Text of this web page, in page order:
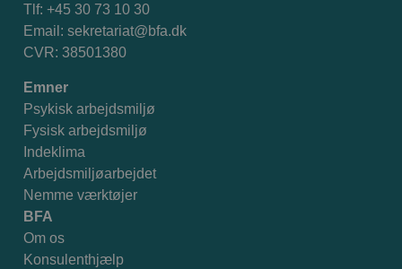
Tlf: +45 30 73 10 30
Email: sekretariat@bfa.dk
CVR: 38501380
Emner
Psykisk arbejdsmiljø
Fysisk arbejdsmiljø
Indeklima
Arbejdsmiljøarbejdet
Nemme værktøjer
BFA
Om os
Konsulenthjælp